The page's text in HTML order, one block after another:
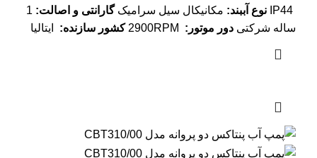
نوع آببند: مکانیکال سیل سرامیکگارانتی و اصالت: 1
ساله شرکتی دور موتور: کشور سازنده: ایتالیا